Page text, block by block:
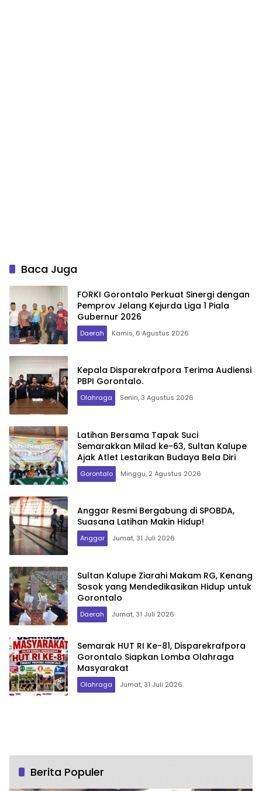
Baca Juga
FORKI Gorontalo Perkuat Sinergi dengan
Pemprov Jelang Kejurda Liga 1 Piala
Gubernur 2026
Daerah Kamis, 6 Agustus 2026
Kepala Disparekrafpora Terima Audiensi
PBPI Gorontalo.
Olahraga Senin, 3 Agustus 2026
Latihan Bersama Tapak Suci
Semarakkan Milad ke-63, Sultan Kalupe
Ajak Atlet Lestarikan Budaya Bela Diri
Gorontalo Minggu, 2 Agustus 2026
Anggar Resmi Bergabung di SPOBDA,
Suasana Latihan Makin Hidup!
Anggar Jumat, 31 Juli 2026
Sultan Kalupe Ziarahi Makam RG, Kenang
Sosok yang Mendedikasikan Hidup untuk
Gorontalo
Daerah Jumat, 31 Juli 2026
Semarak HUT RI Ke-81, Disparekrafpora
Gorontalo Siapkan Lomba Olahraga
Masyarakat
Olahraga Jumat, 31 Juli 2026
Berita Populer